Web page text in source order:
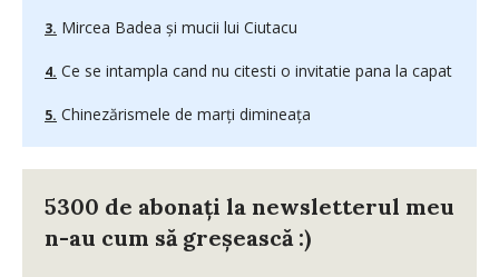
Mircea Badea şi mucii lui Ciutacu
Ce se intampla cand nu citesti o invitatie pana la capat
Chinezărismele de marți dimineața
5300 de abonați la newsletterul meu
n-au cum să greșească :)